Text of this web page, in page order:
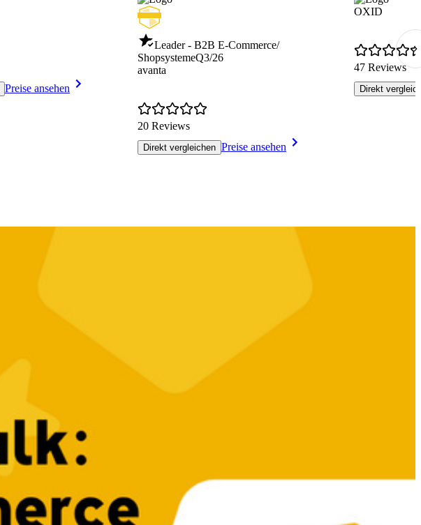
Preise ansehen
Leader - B2B E-Commerce/
ShopsystemeQ3/26
avanta
20 Reviews
Direkt vergleichen Preise ansehen
OXID
47 Reviews
Direkt